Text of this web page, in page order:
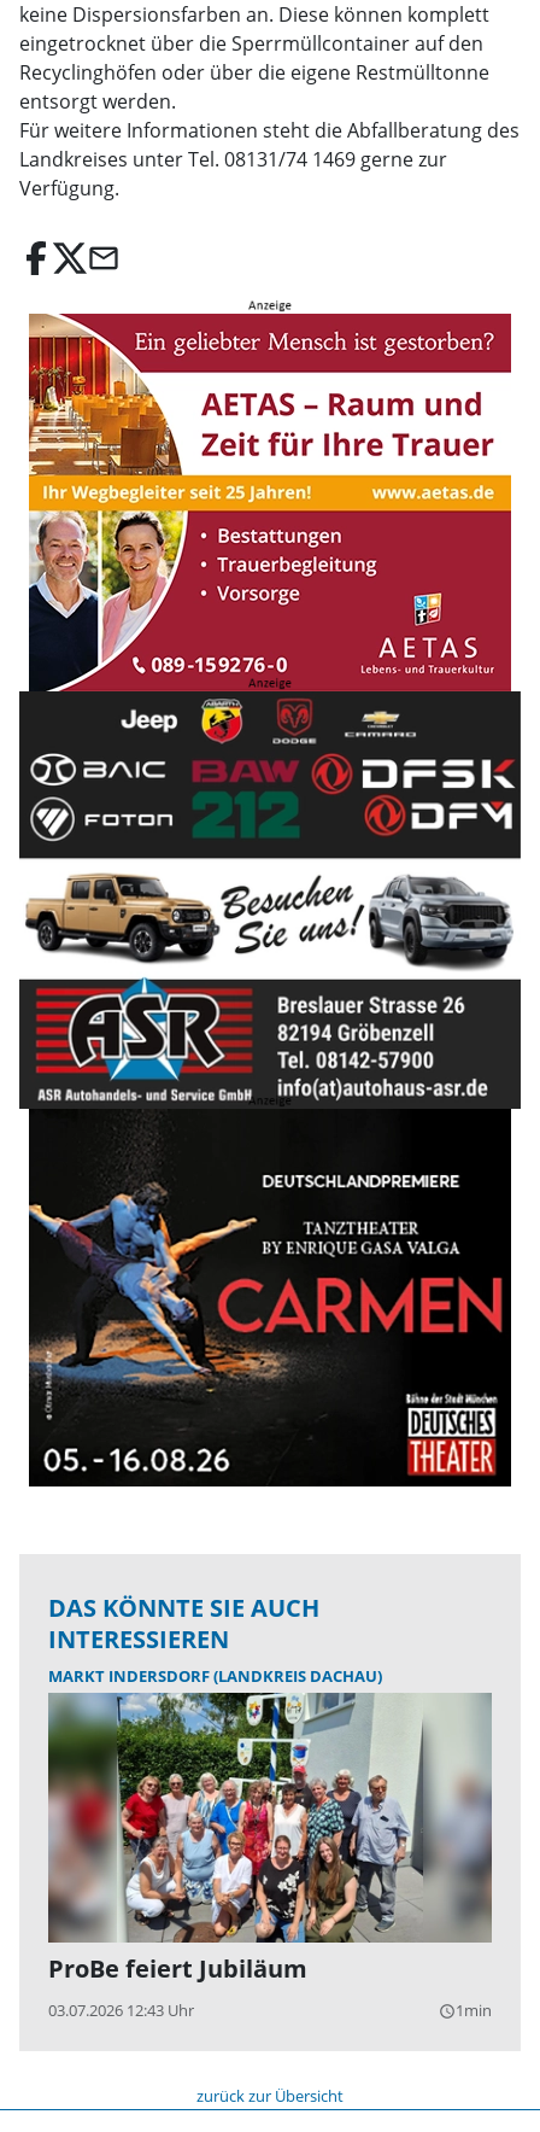
keine Dispersionsfarben an. Diese können komplett
eingetrocknet über die Sperrmüllcontainer auf den
Recyclinghöfen oder über die eigene Restmülltonne
entsorgt werden.
Für weitere Informationen steht die Abfallberatung des
Landkreises unter Tel. 08131/74 1469 gerne zur
Verfügung.
email
DAS KÖNNTE SIE AUCH
INTERESSIEREN
MARKT INDERSDORF (LANDKREIS DACHAU)
ProBe feiert Jubiläum
03.07.2026 12:43 Uhr query_builder1min
zurück zur Übersicht